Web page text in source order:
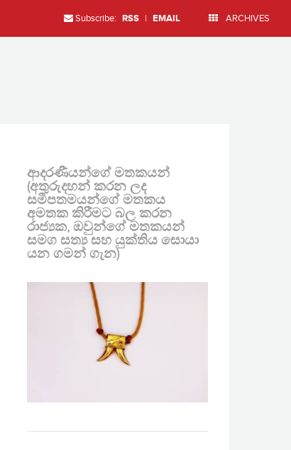
Subscribe: RSS | EMAIL ARCHIVES
ආදරණීයන්ගේ මතකයන්
(අතුරුදහන් කරන ලද
සමීපතමයන්ගේ මතකය
අමතක කිරීමට බල කරන
රාජ්‍යක, ඔවුන්ගේ මතකයන්
සමග සත්‍ය සහ යුක්තිය සොයා
යන ගමන් ගැන)